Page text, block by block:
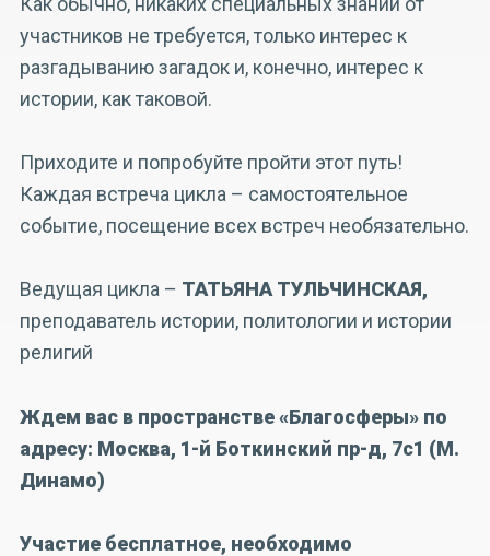
участников не требуется, только интерес к
разгадыванию загадок и, конечно, интерес к
истории, как таковой.
Приходите и попробуйте пройти этот путь!
Каждая встреча цикла – самостоятельное
событие, посещение всех встреч необязательно.
Ведущая цикла – ТАТЬЯНА ТУЛЬЧИНСКАЯ,
преподаватель истории, политологии и истории
религий
Ждем вас в пространстве «Благосферы» по
адресу: Москва, 1-й Боткинский пр-д, 7с1 (М.
Динамо)
Участие бесплатное, необходимо